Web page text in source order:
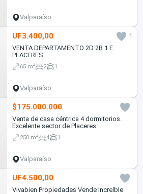
Valparaíso
UF3.400,00
1
VENTA DEPARTAMENTO 2D 2B 1 E
PLACERES
65 m2 2 1
Valparaíso
$175.000.000
Venta de casa céntrica 4 dormitorios.
Excelente sector de Placeres
250 m2 4 1
Valparaíso
UF4.500,00
Vivabien Propiedades Vende Increíble